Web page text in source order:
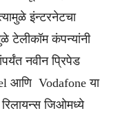
इंन्टरनेटचा
टेलीकॉम कंपन्यांनी
नवीन प्रिपेड
आणि Vodafone या
जिओमध्ये